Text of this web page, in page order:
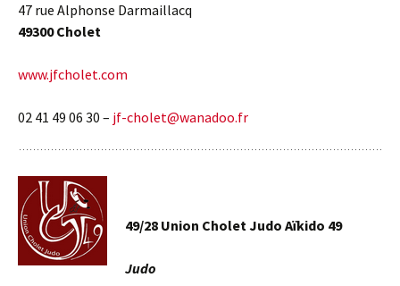
47 rue Alphonse Darmaillacq
49300 Cholet
www.jfcholet.com
02 41 49 06 30 – jf-cholet@wanadoo.fr
49/28 Union Cholet Judo Aïkido 49
Judo